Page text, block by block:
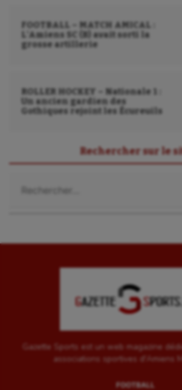
Randonnée / Marche
Sauvetage sportif
Sport handicap
Tir
Tir à l'arc
Triathlon
UNSS
FOOTBALL – MATCH AMICAL :
L’Amiens SC (B) avait sorti la
grosse artillerie
ROLLER HOCKEY – Nationale 1 :
Un ancien gardien des
Gothiques rejoint les Écureuils
Rechercher sur le
Gazette Sports est un web magazine
associations sportives d'Amiens
FOOTBALL